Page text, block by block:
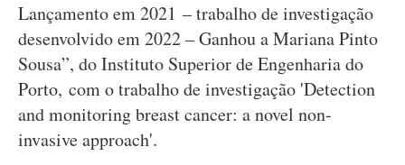
Lançamento em 2021 – trabalho de investigação
desenvolvido em 2022 – Ganhou a Mariana Pinto
Sousa”, do Instituto Superior de Engenharia do
Porto, com o trabalho de investigação 'Detection
and monitoring breast cancer: a novel non-
invasive approach'.